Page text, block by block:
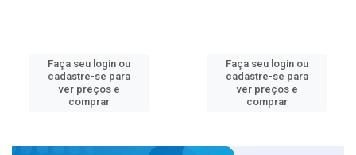
Faça seu login ou
cadastre-se para
ver preços e
comprar
Faça seu login ou
cadastre-se para
ver preços e
comprar